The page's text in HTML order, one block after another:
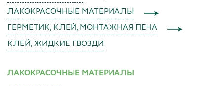
ЛАКОКРАСОЧНЫЕ МАТЕРИАЛЫ
ГЕРМЕТИК, КЛЕЙ, МОНТАЖНАЯ ПЕНА
КЛЕЙ, ЖИДКИЕ ГВОЗДИ
ЛАКОКРАСОЧНЫЕ МАТЕРИАЛЫ